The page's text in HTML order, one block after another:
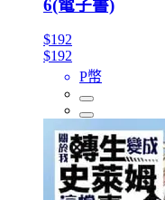
6(電子書)
$192
$192
P幣